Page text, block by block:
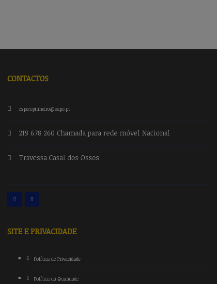
CONTACTOS
csperopinheiro@sapo.pt
219 678 260 Chamada para rede móvel Nacional
Travessa Casal dos Ossos
SITE E PRIVACIDADE
Política de Privacidade
Política da Qualidade